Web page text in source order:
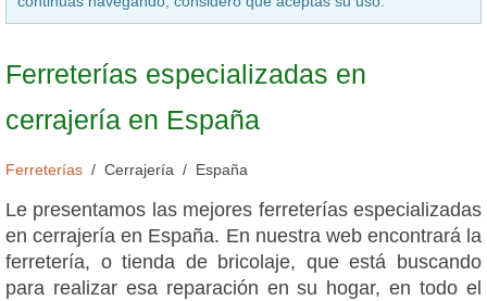
Ferreterías especializadas en
cerrajería en España
Ferreterías Cerrajería España
Le presentamos las mejores ferreterías especializadas
en cerrajería en España. En nuestra web encontrará la
ferretería, o tienda de bricolaje, que está buscando
para realizar esa reparación en su hogar, en todo el